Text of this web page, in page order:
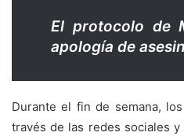
El protocolo de
apología de
Durante el fin de semana,
través de las redes sociales